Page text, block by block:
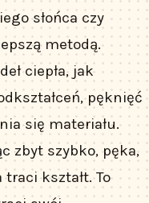
słońca czy
metodą.
ciepła, jak
pęknięć
się materiału.
zbyt szybko, pęka,
kształt. To